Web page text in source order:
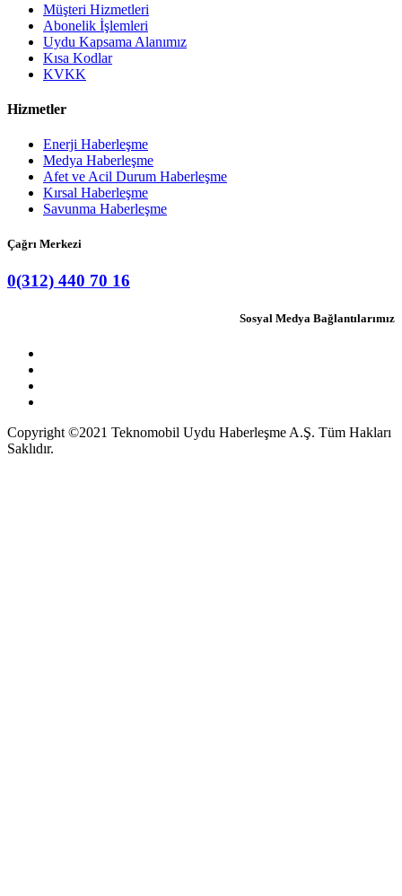
Müşteri Hizmetleri
Abonelik İşlemleri
Uydu Kapsama Alanımız
Kısa Kodlar
KVKK
Hizmetler
Enerji Haberleşme
Medya Haberleşme
Afet ve Acil Durum Haberleşme
Kırsal Haberleşme
Savunma Haberleşme
Çağrı Merkezi
0(312) 440 70 16
Sosyal Medya Bağlantılarımız
Copyright ©2021 Teknomobil Uydu Haberleşme A.Ş. Tüm Hakları
Saklıdır.